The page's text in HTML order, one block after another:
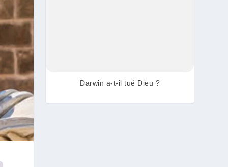
Darwin a-t-il tué Dieu ?